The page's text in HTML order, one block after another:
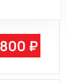
₽